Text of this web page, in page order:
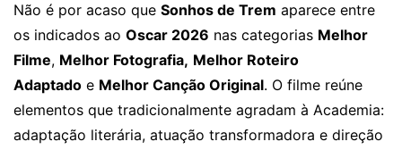
Não é por acaso que Sonhos de Trem aparece entre
os indicados ao Oscar 2026 nas categorias Melhor
Filme, Melhor Fotografia, Melhor Roteiro
Adaptado e Melhor Canção Original. O filme reúne
elementos que tradicionalmente agradam à Academia:
adaptação literária, atuação transformadora e direção